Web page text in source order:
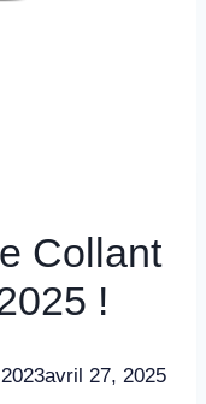
Collant
!
avril 27, 2025